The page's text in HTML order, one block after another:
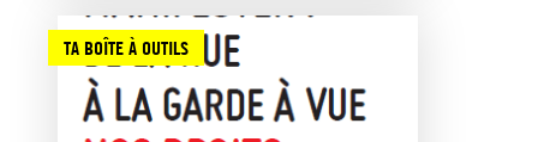
TA BOÎTE À OUTILS